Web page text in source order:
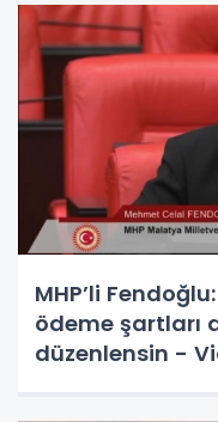
MHP’li
ödeme şartları